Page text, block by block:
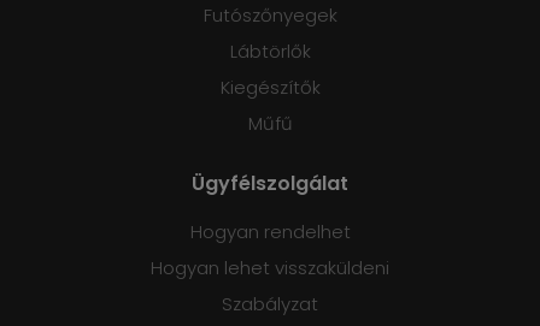
Futószőnyegek
Lábtörlők
Kiegészítők
Műfű
Ügyfélszolgálat
Hogyan rendelhet
Hogyan lehet visszaküldeni
Szabályzat